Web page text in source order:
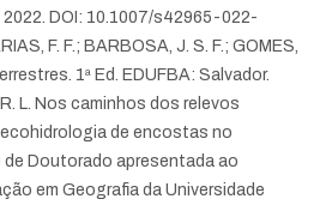
DOI: 10.1007/s42965-022-
F. F.; BARBOSA, J. S. F.; GOMES,
1ª Ed. EDUFBA: Salvador.
R. L. Nos caminhos dos relevos
de encostas no
de Doutorado apresentada ao
em Geografia da Universidade